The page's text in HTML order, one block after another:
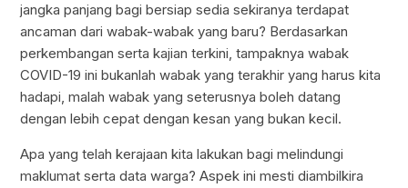
jangka panjang bagi bersiap sedia sekiranya terdapat
ancaman dari wabak-wabak yang baru? Berdasarkan
perkembangan serta kajian terkini, tampaknya wabak
COVID-19 ini bukanlah wabak yang terakhir yang harus kita
hadapi, malah wabak yang seterusnya boleh datang
dengan lebih cepat dengan kesan yang bukan kecil.
Apa yang telah kerajaan kita lakukan bagi melindungi
maklumat serta data warga? Aspek ini mesti diambilkira